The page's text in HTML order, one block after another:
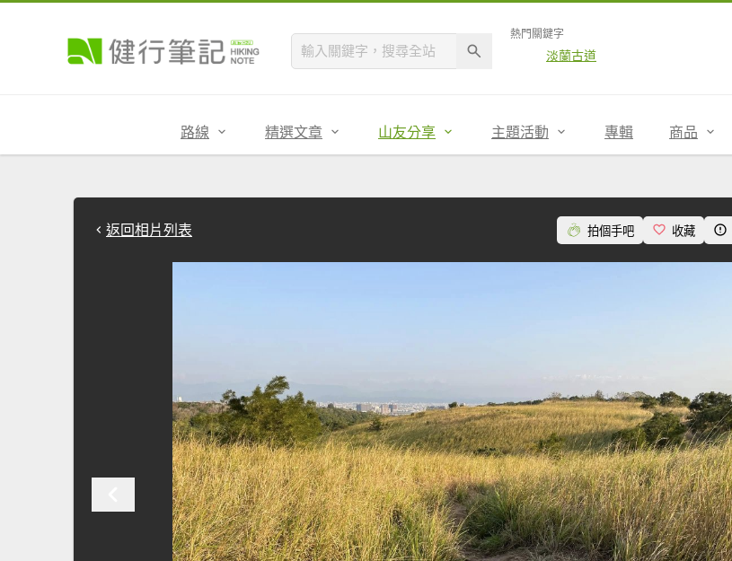
熱門關鍵字
淡蘭古道
路線 精選文章 山友分享 主題活動 專輯 商品
返回相片列表 拍個手吧 收藏